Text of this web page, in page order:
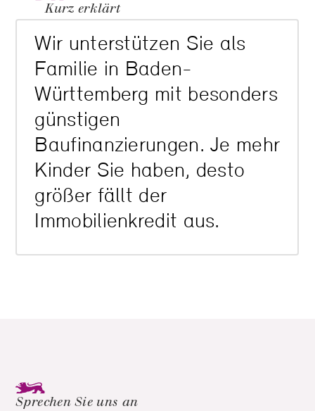
Kurz erklärt
Wir unterstützen Sie als
Familie in Baden-
Württemberg mit besonders
günstigen
Baufinanzierungen. Je mehr
Kinder Sie haben, desto
größer fällt der
Immobilienkredit aus.
Sprechen Sie uns an